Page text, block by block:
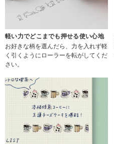
軽い力でどこまでも押せる使い心地
お好きな柄を選んだら、力を入れず軽
く引くようにローラーを転がしてくだ
さい。